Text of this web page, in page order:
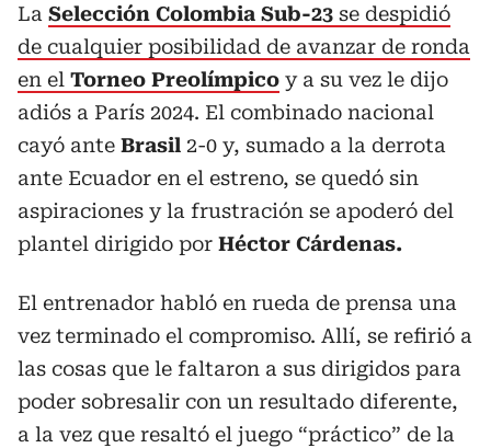
La Selección Colombia Sub-23 se despidió
de cualquier posibilidad de avanzar de ronda
en el Torneo Preolímpico y a su vez le dijo
adiós a París 2024. El combinado nacional
cayó ante Brasil 2-0 y, sumado a la derrota
ante Ecuador en el estreno, se quedó sin
aspiraciones y la frustración se apoderó del
plantel dirigido por Héctor Cárdenas.
El entrenador habló en rueda de prensa una
vez terminado el compromiso. Allí, se refirió a
las cosas que le faltaron a sus dirigidos para
poder sobresalir con un resultado diferente,
a la vez que resaltó el juego “práctico” de la